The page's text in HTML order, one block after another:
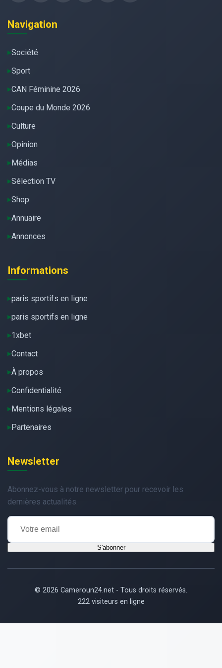
Navigation
Société
Sport
CAN Féminine 2026
Coupe du Monde 2026
Culture
Opinion
Médias
Sélection TV
Shop
Annuaire
Annonces
Informations
paris sportifs en ligne
paris sportifs en ligne
1xbet
Contact
À propos
Confidentialité
Mentions légales
Partenaires
Newsletter
Abonnez-vous à notre newsletter pour recevoir les
dernières actualités.
S'abonner
© 2026 Cameroun24.net - Tous droits réservés.
222 visiteurs en ligne